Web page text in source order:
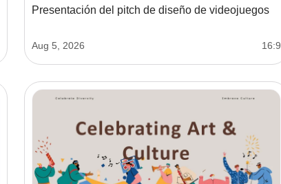
Presentación del pitch de diseño de videojuegos
Aug 5, 2026 16:9